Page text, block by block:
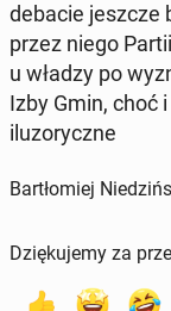
debacie jeszcze
przez niego
u władzy po
Izby Gmin, choć
ilu­zo­rycz­ne
Bartłomiej
Dziękujemy za